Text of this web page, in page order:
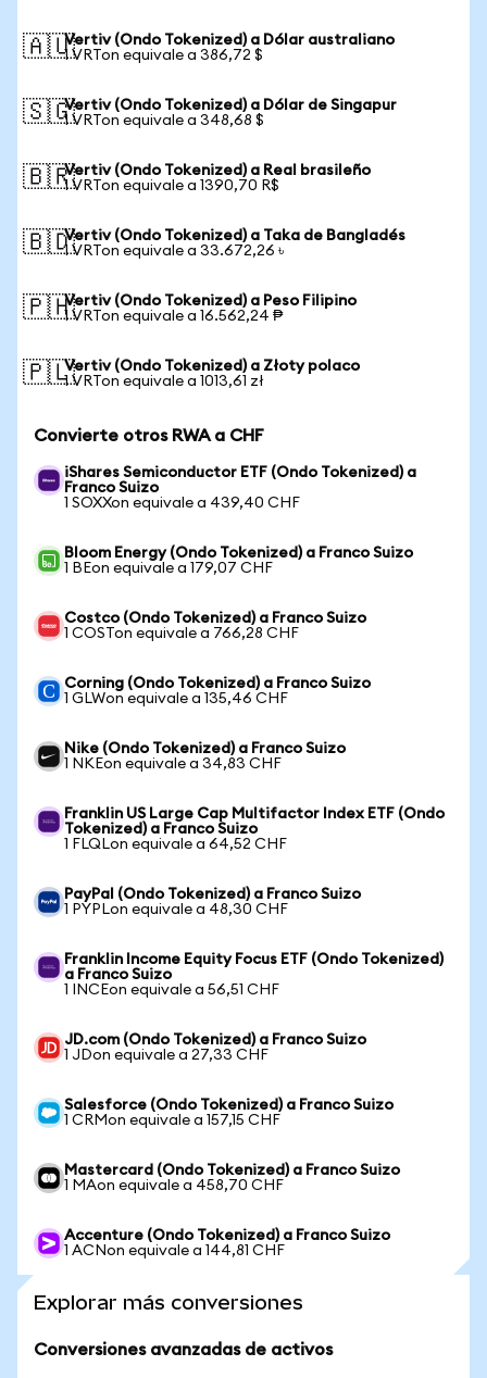
🇦🇺Vertiv (Ondo Tokenized) a Dólar australiano
1 VRTon equivale a 386,72 $
🇸🇬Vertiv (Ondo Tokenized) a Dólar de Singapur
1 VRTon equivale a 348,68 $
🇧🇷Vertiv (Ondo Tokenized) a Real brasileño
1 VRTon equivale a 1390,70 R$
🇧🇩Vertiv (Ondo Tokenized) a Taka de Bangladés
1 VRTon equivale a 33.672,26 ৳
🇵🇭Vertiv (Ondo Tokenized) a Peso Filipino
1 VRTon equivale a 16.562,24 ₱
🇵🇱Vertiv (Ondo Tokenized) a Złoty polaco
1 VRTon equivale a 1013,61 zł
Convierte otros RWA a CHF
iShares Semiconductor ETF (Ondo Tokenized) a
Franco Suizo
1 SOXXon equivale a 439,40 CHF
Bloom Energy (Ondo Tokenized) a Franco Suizo
1 BEon equivale a 179,07 CHF
Costco (Ondo Tokenized) a Franco Suizo
1 COSTon equivale a 766,28 CHF
Corning (Ondo Tokenized) a Franco Suizo
1 GLWon equivale a 135,46 CHF
Nike (Ondo Tokenized) a Franco Suizo
1 NKEon equivale a 34,83 CHF
Franklin US Large Cap Multifactor Index ETF (Ondo
Tokenized) a Franco Suizo
1 FLQLon equivale a 64,52 CHF
PayPal (Ondo Tokenized) a Franco Suizo
1 PYPLon equivale a 48,30 CHF
Franklin Income Equity Focus ETF (Ondo Tokenized)
a Franco Suizo
1 INCEon equivale a 56,51 CHF
JD.com (Ondo Tokenized) a Franco Suizo
1 JDon equivale a 27,33 CHF
Salesforce (Ondo Tokenized) a Franco Suizo
1 CRMon equivale a 157,15 CHF
Mastercard (Ondo Tokenized) a Franco Suizo
1 MAon equivale a 458,70 CHF
Accenture (Ondo Tokenized) a Franco Suizo
1 ACNon equivale a 144,81 CHF
Explorar más conversiones
Conversiones avanzadas de activos